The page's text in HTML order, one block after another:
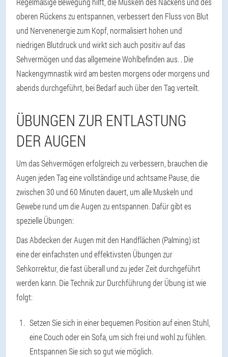
oberen Rückens zu entspannen, verbessert den Fluss von Blut
und Nervenenergie zum Kopf, normalisiert hohen und
niedrigen Blutdruck und wirkt sich auch positiv auf das
Sehvermögen und das allgemeine Wohlbefinden aus. . Die
Nackengymnastik wird am besten morgens oder morgens und
abends durchgeführt, bei Bedarf auch über den Tag verteilt.
ÜBUNGEN ZUR ENTLASTUNG
DER AUGEN
Um das Sehvermögen erfolgreich zu verbessern, brauchen die
Augen jeden Tag eine vollständige und achtsame Pause, die
zwischen 30 und 60 Minuten dauert, um alle Muskeln und
Gewebe rund um die Augen zu entspannen. Dafür gibt es
spezielle Übungen:
Das Abdecken der Augen mit den Handflächen (Palming) ist
eine der einfachsten und effektivsten Übungen zur
Sehkorrektur, die fast überall und zu jeder Zeit durchgeführt
werden kann. Die Technik zur Durchführung der Übung ist wie
folgt:
Setzen Sie sich in einer bequemen Position auf einen Stuhl,
eine Couch oder ein Sofa, um sich frei und wohl zu fühlen.
Entspannen Sie sich so gut wie möglich.